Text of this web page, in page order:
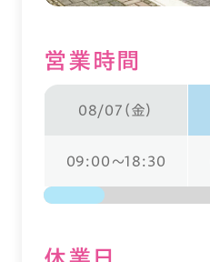
営業時間
08/07（金）
09:00～18:30